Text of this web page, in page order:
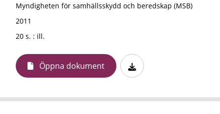
Myndigheten för samhällsskydd och beredskap (MSB)
2011
20 s. : ill.
Öppna dokument